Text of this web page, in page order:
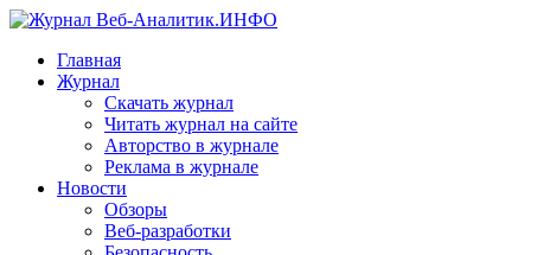
Главная
Журнал
Скачать журнал
Читать журнал на сайте
Авторство в журнале
Реклама в журнале
Новости
Обзоры
Веб-разработки